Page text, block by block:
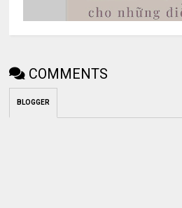
COMMENTS
BLOGGER